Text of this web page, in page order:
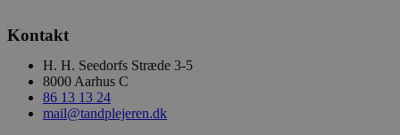
Kontakt
H. H. Seedorfs Stræde 3-5
8000 Aarhus C
86 13 13 24
mail@tandplejeren.dk